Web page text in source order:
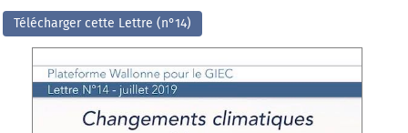
Télécharger cette Lettre (n°14)